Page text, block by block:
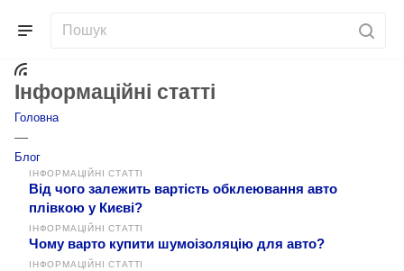
Інформаційні статті
Головна
—
Блог
ІНФОРМАЦІЙНІ СТАТТІ
Від чого залежить вартість обклеювання авто
плівкою у Києві?
ІНФОРМАЦІЙНІ СТАТТІ
Чому варто купити шумоізоляцію для авто?
ІНФОРМАЦІЙНІ СТАТТІ